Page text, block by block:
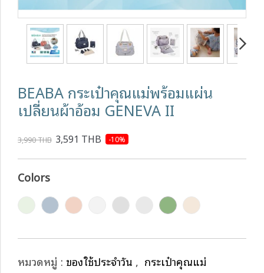
BEABA กระเป๋าคุณแม่พร้อมแผ่น
เปลี่ยนผ้าอ้อม GENEVA II
3,990 THB 3,591 THB -10%
Colors
หมวดหมู่ : ของใช้ประจำวัน , กระเป๋าคุณแม่